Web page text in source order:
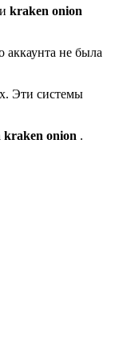
kraken onion
аккаунта не была
Эти системы
kraken onion .